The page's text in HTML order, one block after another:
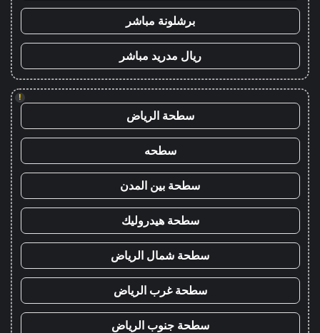
برشلونة مباشر
ريال مدريد مباشر
!
سطحة الرياض
سطحه
سطحة بين المدن
سطحة هيدروليك
سطحة شمال الرياض
سطحة غرب الرياض
سطحة جنوب الرياض